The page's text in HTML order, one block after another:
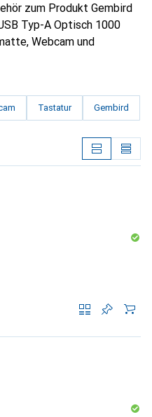
zum Produkt Gembird
Typ-A Optisch 1000
Webcam und
Tastatur Gembird